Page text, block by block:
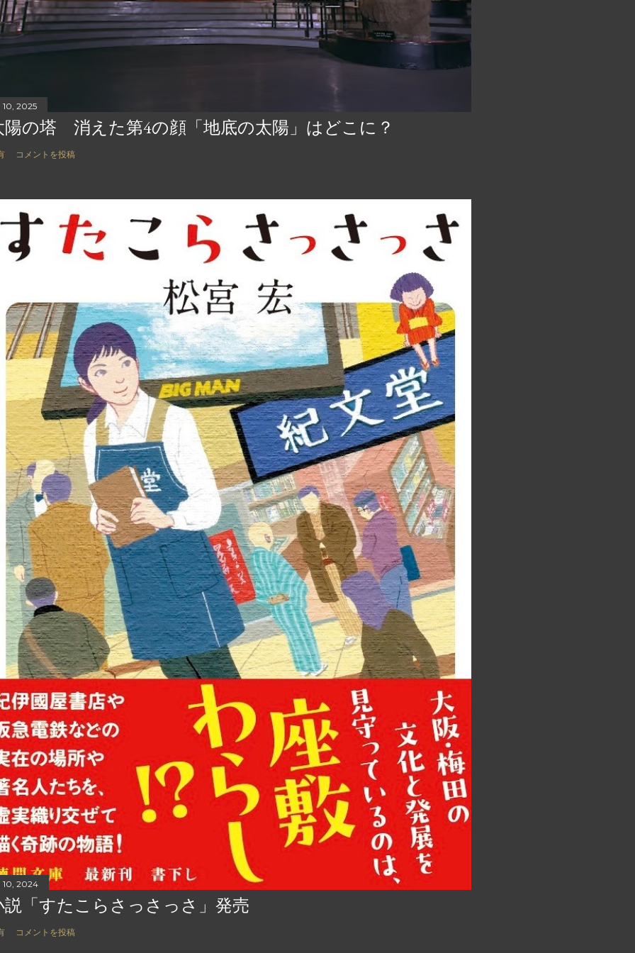
10, 2025
陽の塔 消えた第4の顔「地底の太陽」はどこに？
コメントを投稿
10, 2024
説「すたこらさっさっさ」発売
コメントを投稿